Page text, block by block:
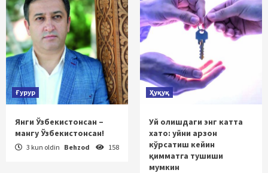
Ғурур
Янги Ўзбекистонсан –
мангу Ўзбекистонсан!
3 kun oldin Behzod 158
Ҳуқуқ
Уй олишдаги энг катта
хато: уйни арзон
кўрсатиш кейин
қимматга тушиши
мумкин